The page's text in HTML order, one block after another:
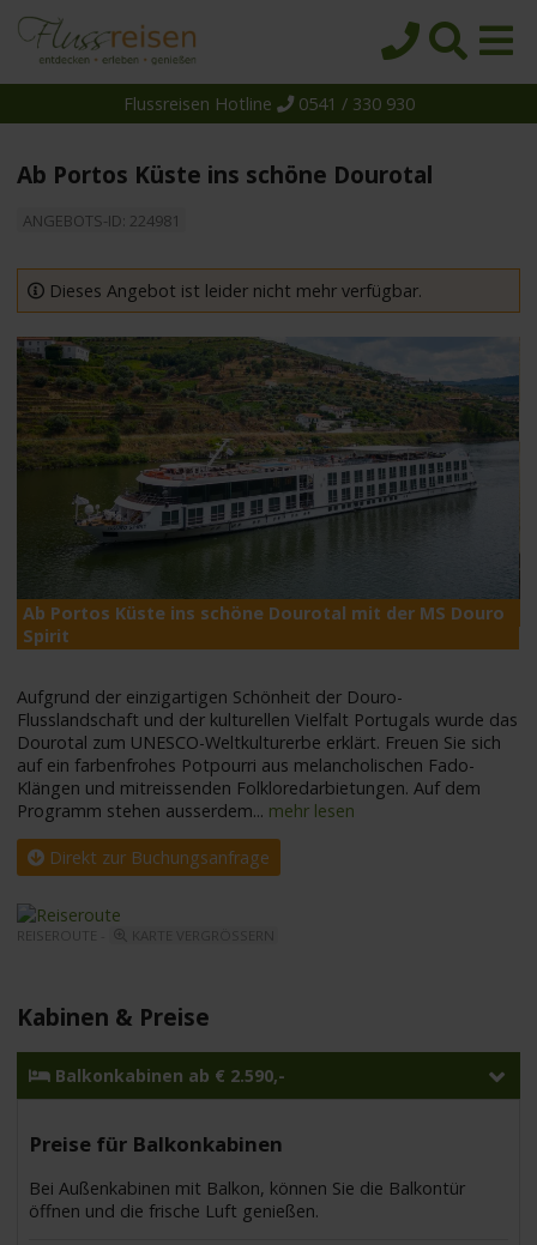
Reedereien
Schiffe
Über uns
Wissen
Flussreisen Hotline 0541 / 330 930
Ab Portos Küste ins schöne Dourotal
ANGEBOTS-ID: 224981
Dieses Angebot ist leider nicht mehr verfügbar.
Ab Portos Küste ins schöne Dourotal mit der MS Douro
Spirit
Aufgrund der einzigartigen Schönheit der Douro-
Flusslandschaft und der kulturellen Vielfalt Portugals wurde das
Dourotal zum UNESCO-Weltkulturerbe erklärt. Freuen Sie sich
auf ein farbenfrohes Potpourri aus melancholischen Fado-
Klängen und mitreissenden Folkloredarbietungen. Auf dem
Programm stehen ausserdem... mehr lesen
Direkt zur Buchungsanfrage
REISEROUTE -
Kabinen & Preise
Balkonkabinen ab € 2.590,-
Preise für Balkonkabinen
Bei Außenkabinen mit Balkon, können Sie die Balkontür
öffnen und die frische Luft genießen.